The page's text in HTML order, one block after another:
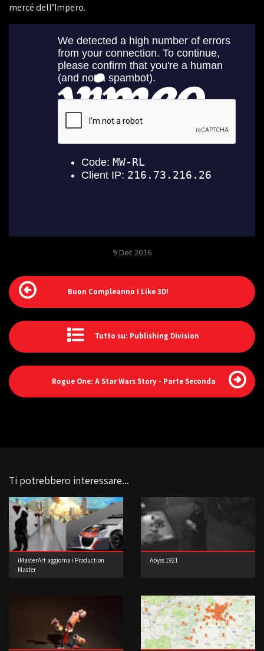
mercé dell’Impero.
9 Dec 2016
Buon Compleanno I Like 3D!
Tutto su: Publishing Division
Rogue One: A Star Wars Story - Parte Seconda
Ti potrebbero interessare...
iMasterArt aggiorna i Production
Master
Abyss 1921